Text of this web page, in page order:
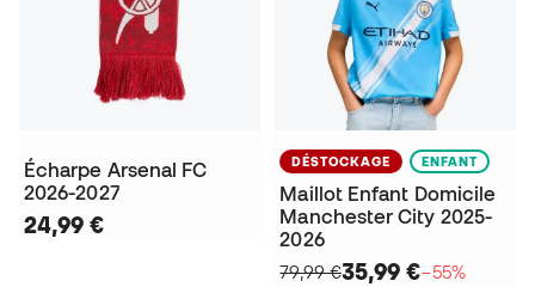
Écharpe Arsenal FC
2026-2027
24,99 €
DÉSTOCKAGE ENFANT
Maillot Enfant Domicile
Manchester City 2025-
2026
79,99 €35,99 €−55%